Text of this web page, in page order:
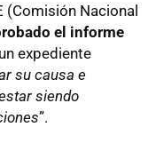
(Comisión Nacional
el informe
expediente
su causa e
siendo
”.